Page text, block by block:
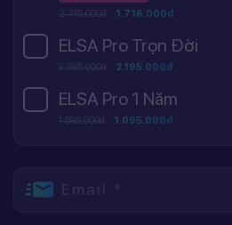
2.745.000đ 1.716.000đ
ELSA Pro Trọn Đời
3.395.000đ 2.195.000đ
ELSA Pro 1 Năm
1.595.000đ 1.095.000đ
Email *